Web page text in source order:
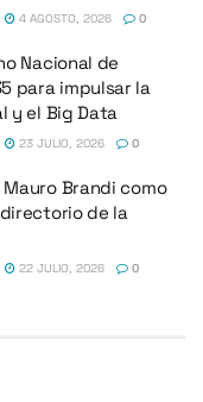
4 AGOSTO, 2026 0
Nacional de
para impulsar la
y el Big Data
23 JULIO, 2026 0
Brandi como
de la
22 JULIO, 2026 0